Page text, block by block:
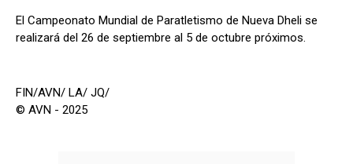
El Campeonato Mundial de Paratletismo de Nueva Dheli se
realizará del 26 de septiembre al 5 de octubre próximos.
FIN/AVN/ LA/ JQ/
© AVN - 2025